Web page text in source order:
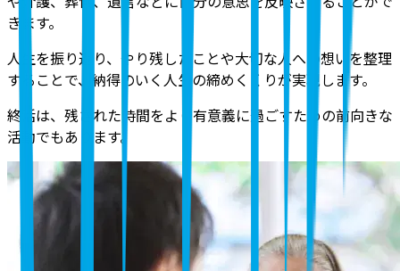
きます。
人生を振り返り、やり残したことや大切な人への想いを整理
することで、納得のいく人生の締めくくりが実現します。
終活は、残された時間をより有意義に過ごすための前向きな
活動でもあります。